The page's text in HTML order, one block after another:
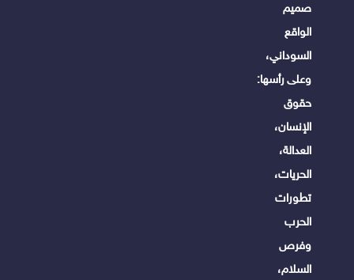
صميم
الواقع
السوداني،
وعلى رأسها:
حقوق
الإنسان،
العدالة،
الحريات،
تطورات
الحرب
وفرص
السلام،